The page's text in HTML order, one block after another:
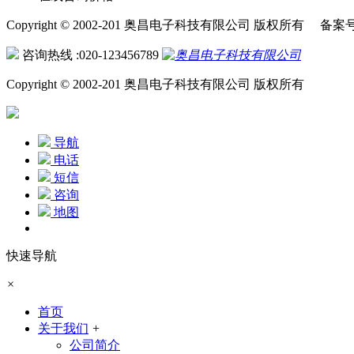
Copyright © 2002-201 奥昌电子科技有限公司 版权所有 备案
咨询热线 :020-123456789
Copyright © 2002-201 奥昌电子科技有限公司 版权所有
导航
电话
短信
咨询
地图
快速导航
×
首页
关于我们 +
公司简介